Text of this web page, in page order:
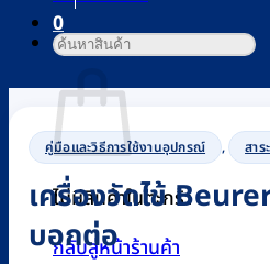
0
ตะกร้าสินค้า
ไม่มีสินค้าในตะกร้า
กลับสู่หน้าร้านค้า
ค้นหา:
คู่มือและวิธีการใช้งานอุปกรณ์ , สาร
เครื่องวัดไข้
บอกต่อ